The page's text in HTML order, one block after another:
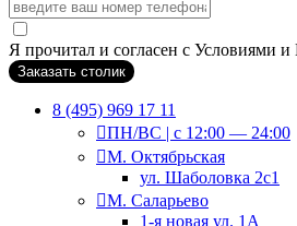
Я прочитал и согласен с Условиями
Заказать столик
8 (495) 969 17 11
ПН/ВС | c 12:00 — 24:00
М. Октябрьская
ул. Шаболовка 2с1
М. Саларьево
1-я новая ул. 1А